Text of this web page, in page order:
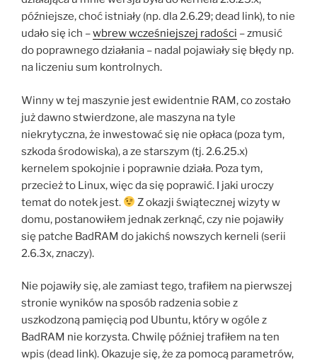
późniejsze, choć istniały (np. dla 2.6.29; dead link), to nie
udało się ich –wbrew wcześniejszej radości – zmusić
do poprawnego działania – nadal pojawiały się błędy np.
na liczeniu sum kontrolnych.
Winny w tej maszynie jest ewidentnie RAM, co zostało
już dawno stwierdzone, ale maszyna na tyle
niekrytyczna, że inwestować się nie opłaca (poza tym,
szkoda środowiska), a ze starszym (tj. 2.6.25.x)
kernelem spokojnie i poprawnie działa. Poza tym,
przecież to Linux, więc da się poprawić. I jaki uroczy
temat do notek jest.
Z okazji świątecznej wizyty w
domu, postanowiłem jednak zerknąć, czy nie pojawiły
się patche BadRAM do jakichś nowszych kerneli (serii
2.6.3x, znaczy).
Nie pojawiły się, ale zamiast tego, trafiłem na pierwszej
stronie wyników na sposób radzenia sobie z
uszkodzoną pamięcią pod Ubuntu, który w ogóle z
BadRAM nie korzysta. Chwilę później trafiłem na ten
wpis (dead link). Okazuje się, że za pomocą parametrów,